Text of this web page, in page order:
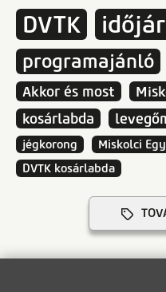
DVTK
programajánló
Akkor és most
kosárlabda
jégkorong
Miskolci
DVTK kosárlabda